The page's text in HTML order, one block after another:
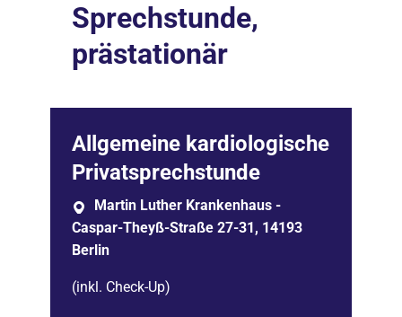
Datenschutzerklärung.
Sprechstunde,
prästationär
Allgemeine kardiologische
Privatsprechstunde
Martin Luther Krankenhaus -
Caspar-Theyß-Straße 27-31, 14193
Berlin
(inkl. Check-Up)